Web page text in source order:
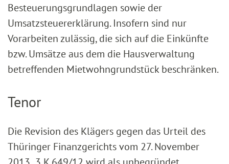
Besteuerungsgrundlagen sowie der
Umsatzsteuererklärung. Insofern sind nur
Vorarbeiten zulässig, die sich auf die Einkünfte
bzw. Umsätze aus dem die Hausverwaltung
betreffenden Mietwohngrundstück beschränken.
Tenor
Die Revision des Klägers gegen das Urteil des
Thüringer Finanzgerichts vom 27. November